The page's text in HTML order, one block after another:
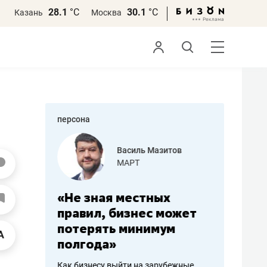
Казань 28.1 °С Москва 30.1 °С
персона
работа
Василь Мазитов
МАРТ
«Не зная местных
правил, бизнес может
потерять минимум
полгода»